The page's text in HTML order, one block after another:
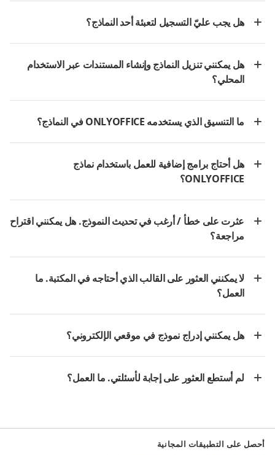
هل يجب عليّ التسجيل لتعبئة أحد النماذج؟
هل يمكنني تنزيل النماذج وإنشاء المستندات عبر الاستخدام
المحلي؟
ما التنسيق الذي يستخدمه ONLYOFFICE في النماذج؟
هل أحتاج برامج إضافية للعمل باستخدام نماذج
ONLYOFFICE؟
عثرت على خطأ / أرغب في تحديث النموذج. هل يمكنني اقتراح
مراجعة؟
لا يمكنني العثور على القالب الذي أحتاجه في المكتبة. ما
العمل؟
هل يمكنني إدراج نموذج في موقعي الإلكتروني؟
لم أستطع العثور على إجابة لأسئلتي. ما العمل؟
أحصل على التطبيقات المجانية